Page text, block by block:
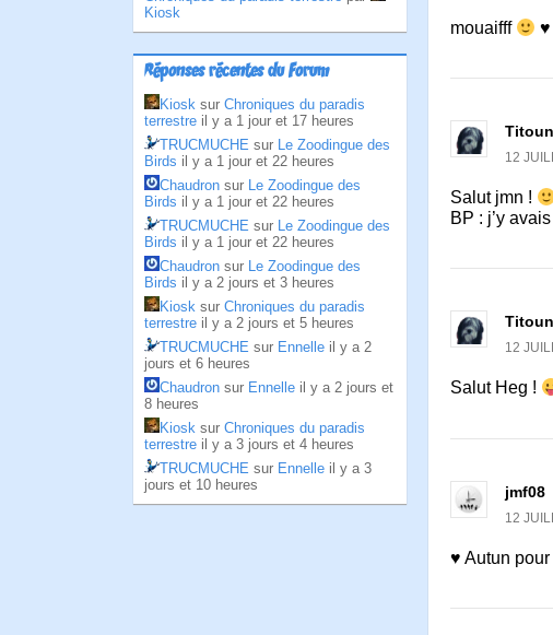
Kiosk
Réponses récentes du Forum
Kiosk sur Chroniques du paradis
terrestre il y a 1 jour et 17 heures
TRUCMUCHE sur Le Zoodingue des
Birds il y a 1 jour et 22 heures
Chaudron sur Le Zoodingue des
Birds il y a 1 jour et 22 heures
TRUCMUCHE sur Le Zoodingue des
Birds il y a 1 jour et 22 heures
Chaudron sur Le Zoodingue des
Birds il y a 2 jours et 3 heures
Kiosk sur Chroniques du paradis
terrestre il y a 2 jours et 5 heures
TRUCMUCHE sur Ennelle il y a 2
jours et 6 heures
Chaudron sur Ennelle il y a 2 jours et
8 heures
Kiosk sur Chroniques du paradis
terrestre il y a 3 jours et 4 heures
TRUCMUCHE sur Ennelle il y a 3
jours et 10 heures
mouaifff ♥
12
Salut jmn !
BP : j’y
12
Salut Heg !
jmf08
12
♥ Autun pour